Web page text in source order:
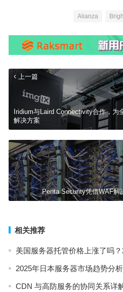
Alianza
上一篇
Iridium与Laird Connectivity合作，为
解决方案
Penta Security凭借WAF解
相关推荐
美国服务器托管价格上涨了吗
2025年日本服务器市场趋势分
CDN 与高防服务的协同关系详